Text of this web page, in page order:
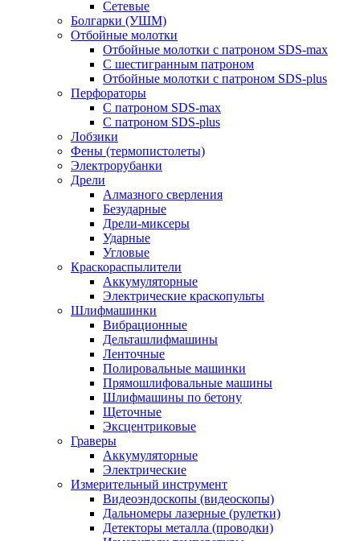
Сетевые
Болгарки (УШМ)
Отбойные молотки
Отбойные молотки с патроном SDS-max
С шестигранным патроном
Отбойные молотки с патроном SDS-plus
Перфораторы
С патроном SDS-max
С патроном SDS-plus
Лобзики
Фены (термопистолеты)
Электрорубанки
Дрели
Алмазного сверления
Безударные
Дрели-миксеры
Ударные
Угловые
Краскораспылители
Аккумуляторные
Электрические краскопульты
Шлифмашинки
Вибрационные
Дельташлифмашины
Ленточные
Полировальные машинки
Прямошлифовальные машины
Шлифмашины по бетону
Щеточные
Эксцентриковые
Граверы
Аккумуляторные
Электрические
Измерительный инструмент
Видеоэндоскопы (видеоскопы)
Дальномеры лазерные (рулетки)
Детекторы металла (проводки)